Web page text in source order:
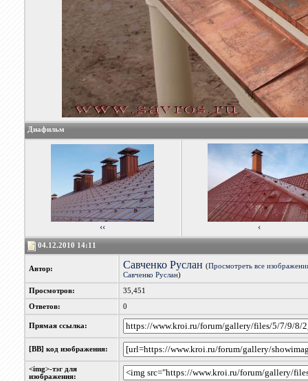
Диафильм
‹‹ ‹
04.12.2010 14:11
Автор: Савченко Руслан (Просмотреть все
Савченко Руслан)
Просмотров: 35,451
Ответов: 0
Прямая ссылка:
[BB] код изображения:
<img>-тэг для
изображения: